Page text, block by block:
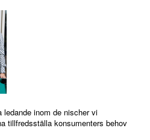
inom de nischer vi
tillfredsställa konsumenters behov